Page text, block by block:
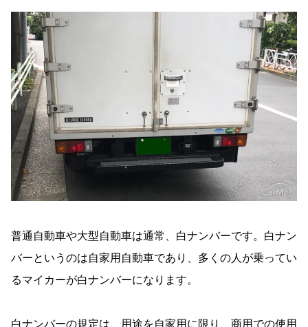
普通自動車や大型自動車は通常、白ナンバーです。白ナン
バーというのは自家用自動車であり、多くの人が乗ってい
るマイカーが白ナンバーになります。
白ナンバーの規定は、用途を自家用に限り、商用での使用